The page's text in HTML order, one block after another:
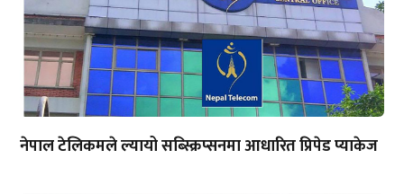
नेपाल टेलिकमले ल्यायो सब्स्क्रिप्सनमा आधारित प्रिपेड प्याकेज